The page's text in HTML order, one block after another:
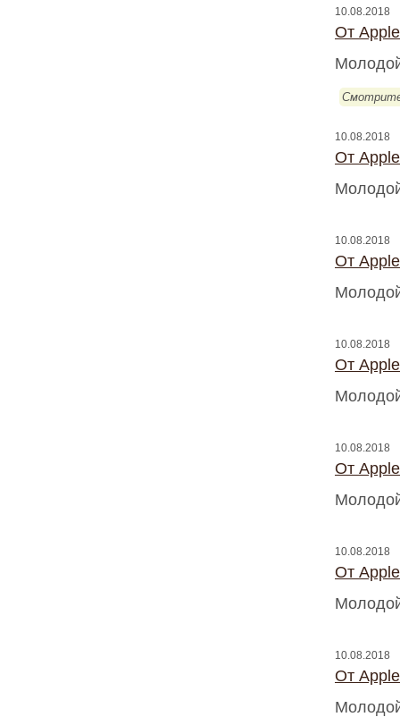
10.08.2018
От
10.08.2018
От
10.08.2018
От
10.08.2018
От
10.08.2018
От
10.08.2018
От
10.08.2018
От